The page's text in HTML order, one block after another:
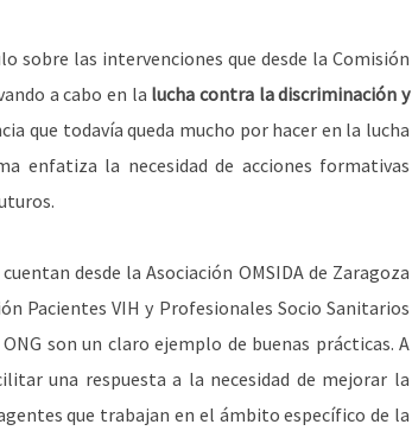
sobre las intervenciones que desde la Comisión
a cabo en la lucha contra la discriminación y
que todavía queda mucho por hacer en la lucha
enfatiza la necesidad de acciones formativas
desde la Asociación OMSIDA de Zaragoza
Pacientes VIH y Profesionales Socio Sanitarios
son un claro ejemplo de buenas prácticas. A
una respuesta a la necesidad de mejorar la
que trabajan en el ámbito específico de la